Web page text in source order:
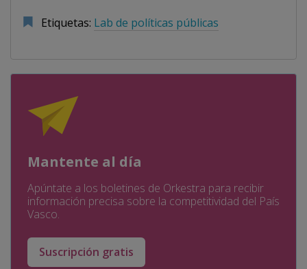
Etiquetas: Lab de políticas públicas
Mantente al día
Apúntate a los boletines de Orkestra para recibir
información precisa sobre la competitividad del País
Vasco.
Suscripción gratis